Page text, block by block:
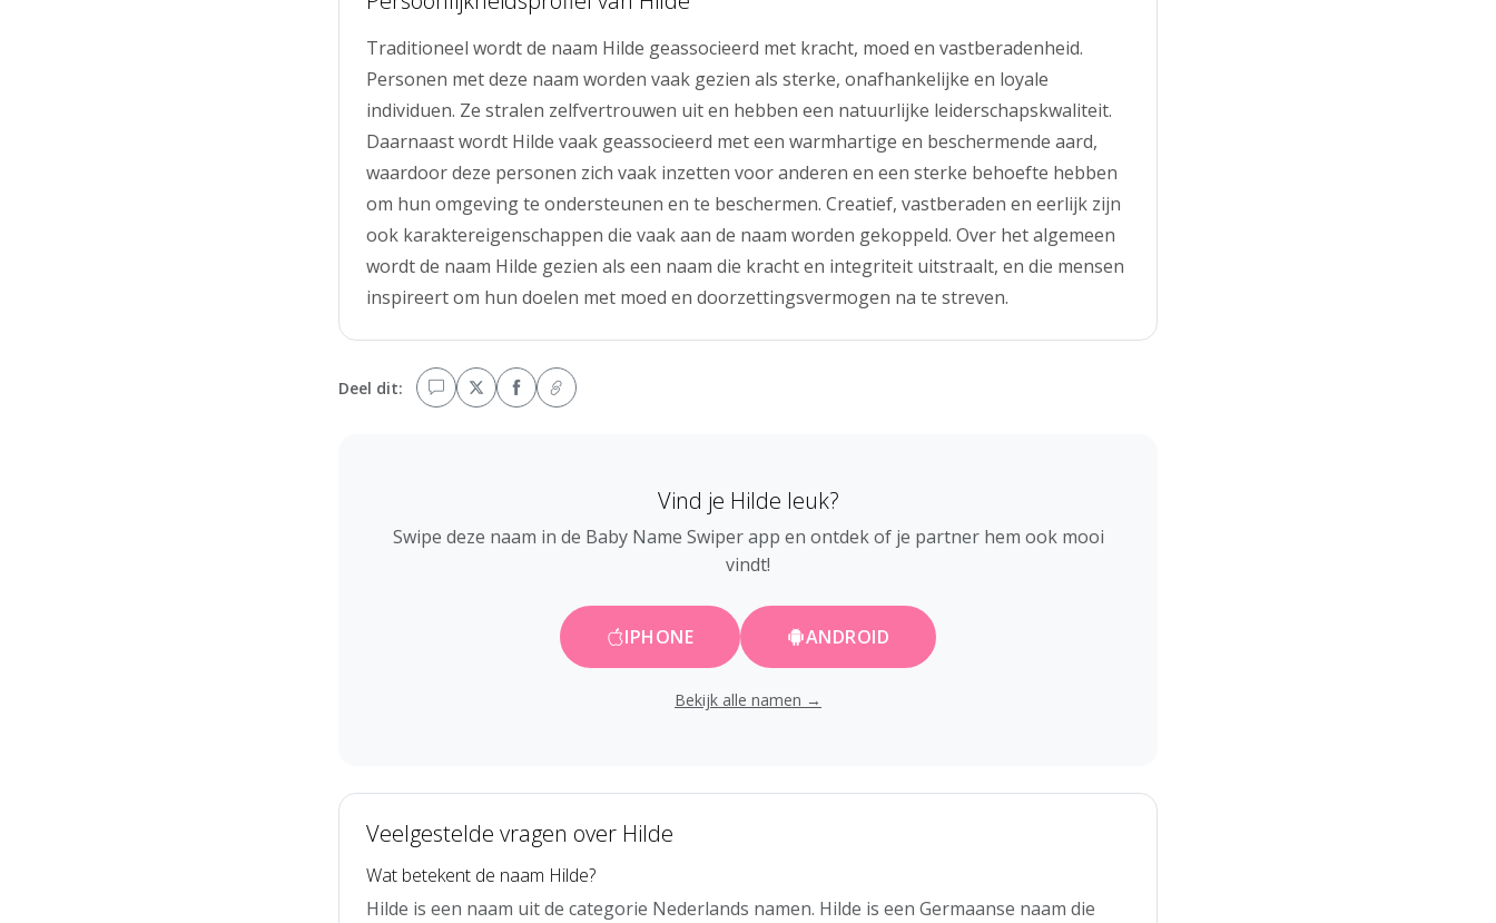
Traditioneel wordt de naam Hilde geassocieerd met kracht, moed en vastberadenheid.
Personen met deze naam worden vaak gezien als sterke, onafhankelijke en loyale
individuen. Ze stralen zelfvertrouwen uit en hebben een natuurlijke leiderschapskwaliteit.
Daarnaast wordt Hilde vaak geassocieerd met een warmhartige en beschermende aard,
waardoor deze personen zich vaak inzetten voor anderen en een sterke behoefte hebben
om hun omgeving te ondersteunen en te beschermen. Creatief, vastberaden en eerlijk zijn
ook karaktereigenschappen die vaak aan de naam worden gekoppeld. Over het algemeen
wordt de naam Hilde gezien als een naam die kracht en integriteit uitstraalt, en die mensen
inspireert om hun doelen met moed en doorzettingsvermogen na te streven.
Deel dit:
Vind je Hilde leuk?
Swipe deze naam in de Baby Name Swiper app en ontdek of je partner hem ook mooi
vindt!
IPHONE ANDROID
Bekijk alle namen →
Veelgestelde vragen over Hilde
Wat betekent de naam Hilde?
Hilde is een naam uit de categorie Nederlands namen. Hilde is een Germaanse naam die